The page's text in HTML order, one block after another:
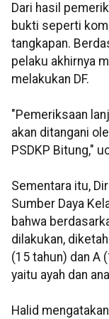
Dari hasil
bukti seperti
tangkapan.
pelaku akhirnya
melakukan DF.
"Pemeriksaan
akan ditangani
PSDKP Bitung,"
Sementara itu,
Sumber Daya
bahwa
dilakukan,
(15 tahun) dan A
yaitu ayah dan
Halid